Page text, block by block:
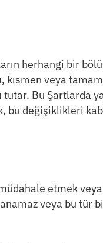
herhangi bir
kısmen veya
tutar. Bu Şartlarda
bu değişiklikleri
etmek
veya bu tür